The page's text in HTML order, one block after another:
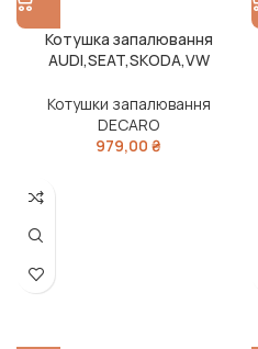
Котушка запалювання
AUDI,SEAT,SKODA,VW
Котушки запалювання
DECARO
979,00 ₴